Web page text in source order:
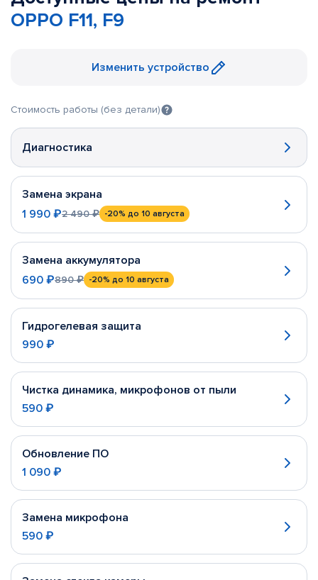
OPPO F11, F9
Изменить устройство
Стоимость работы (без детали)
Диагностика
Замена экрана
1 990 ₽2 490 ₽ -20% до 10 августа
Замена аккумулятора
690 ₽890 ₽ -20% до 10 августа
Гидрогелевая защита
990 ₽
Чистка динамика, микрофонов от пыли
590 ₽
Обновление ПО
1 090 ₽
Замена микрофона
590 ₽